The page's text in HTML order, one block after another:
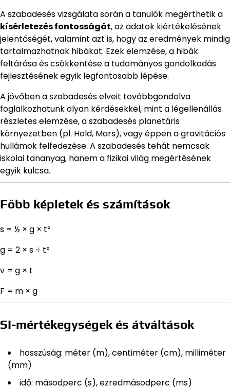
A szabadesés vizsgálata során a tanulók megérthetik a
kísérletezés fontosságát, az adatok kiértékelésének
jelentőségét, valamint azt is, hogy az eredmények mindig
tartalmazhatnak hibákat. Ezek elemzése, a hibák
feltárása és csökkentése a tudományos gondolkodás
fejlesztésének egyik legfontosabb lépése.
A jövőben a szabadesés elveit továbbgondolva
foglalkozhatunk olyan kérdésekkel, mint a légellenállás
részletes elemzése, a szabadesés planetáris
környezetben (pl. Hold, Mars), vagy éppen a gravitációs
hullámok felfedezése. A szabadesés tehát nemcsak
iskolai tananyag, hanem a fizikai világ megértésének
egyik kulcsa.
Főbb képletek és számítások
s = ½ × g × t²
g = 2 × s ÷ t²
v = g × t
F = m × g
SI-mértékegységek és átváltások
hosszúság: méter (m), centiméter (cm), milliméter
(mm)
idő: másodperc (s), ezredmásodperc (ms)